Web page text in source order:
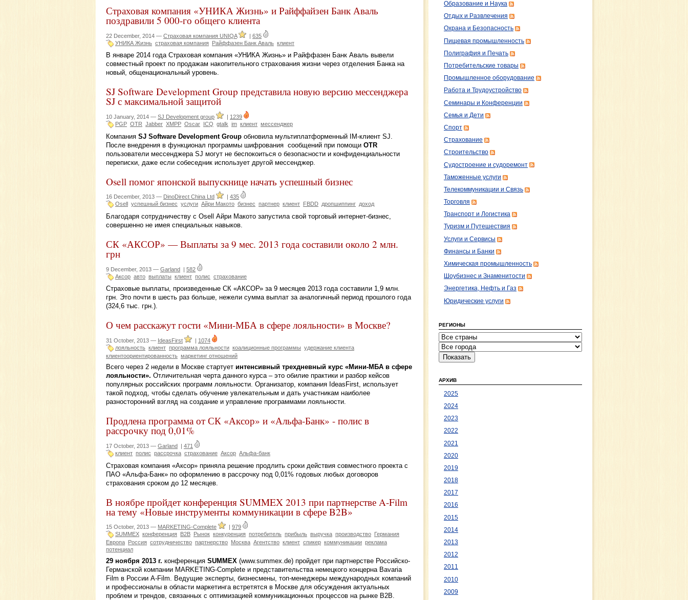
Страховая компания «УНИКА Жизнь» и Райффайзен Банк Аваль
поздравили 5 000-го общего клиента
22 December, 2014 — Страховая компания UNIQA | 635
УНИКА Жизнь страховая компания Райффазен Банк Аваль клиент
В январе 2014 года Страховая компания «УНИКА Жизнь» и Райффазен Банк Аваль вывели
совместный проект по продажам накопительного страхования жизни через отделения Банка на
новый, общенациональный уровень.
SJ Software Development Group представила новую версию мессенджера
SJ с максимальной защитой
10 January, 2014 — SJ Development group | 1239
PGP OTR Jabber XMPP Oscar ICQ gtalk im клиент мессенджер
Компания SJ Software Development Group обновила мультиплатформенный IM-клиент SJ.
После внедрения в функционал программы шифрования сообщений при помощи OTR
пользователи мессенджера SJ могут не беспокоиться о безопасности и конфиденциальности
переписки, даже если собеседник использует другой мессенджер.
Osell помог японской выпускнице начать успешный бизнес
16 December, 2013 — DinoDirect China Ltd
435
Osell
успешный бизнес услуги Айри Макото бизнес партнер клиент FBDD дропшиппинг доход
Благодаря сотрудничеству с Osell Айри Макото запустила свой торговый интернет-бизнес,
совершенно не имея специальных навыков.
СК «АКСОР» — Выплаты за 9 мес. 2013 года составили около 2 млн.
грн
9 December, 2013 — Garland | 582
Аксор авто выплаты клиент полис страхование
Страховые выплаты, произведенные СК «АКСОР» за 9 месяцев 2013 года составили 1,9 млн.
грн. Это почти в шесть раз больше, нежели сумма выплат за аналогичный период прошлого года
(324,6 тыс. грн.).
О чем расскажут гости «Мини-МБА в сфере лояльности» в Москве?
31 October, 2013 — IdeasFirst | 1074
лояльность клиент программа лояльности коалиционные программы удержание клиента
клиентоориентированность маркетинг отношений
Всего через 2 недели в Москве стартует интенсивный трехдневный курс «Мини-МБА в сфере
лояльности». Отличительная черта данного курса – это обилие практики и разбор кейсов
популярных российских программ лояльности. Организатор, компания IdeasFirst, использует
такой подход, чтобы сделать обучение увлекательным и дать участникам наиболее
разносторонний взгляд на создание и управление программами лояльности.
Продлена программа от СК «Аксор» и «Альфа-Банк» - полис в
рассрочку под 0,01%
17 October, 2013 — Garland | 471
клиент полис рассрочка страхование Аксор Альфа-банк
Страховая компания «Аксор» приняла решение продлить сроки действия совместного проекта с
ПАО «Альфа-Банк» по оформлению в рассрочку под 0,01% годовых любых договоров
страхования сроком до 12 месяцев.
В ноябре пройдет конференция SUMMEX 2013 при партнерстве A-Film
на тему «Новые инструменты коммуникации в сфере B2B»
15 October, 2013 — MARKETING-Complete
979
SUMMEX конференция B2B Рынок конкуренция потребитель прибыль выручка производство
Германия
Европа
Россия сотрудничество партнерство Москва Агентство клиент спикер коммуникации реклама
потенциал
29 ноября 2013 г. конференция SUMMEX (www.summex.de) пройдет при партнерстве Российско-
Германской компании MARKETING-Complete и представительства немецкого концерна Bavaria
Film в России A-Film. Ведущие эксперты, бизнесмены, топ-менеджеры международных компаний
и профессионалы в области маркетинга встретятся в Москве для обсуждения актуальных
проблем и трендов, связанных с оптимизацией коммуникационных процессов на рынке B2B.
Образование и Наука
Отдых и Развлечения
Охрана и Безопасность
Пищевая промышленность
Полиграфия и Печать
Потребительские товары
Промышленное оборудование
Работа и Трудоустройство
Семинары и Конференции
Семья и Дети
Спорт
Страхование
Строительство
Судостроение и судоремонт
Таможенные услуги
Телекоммуникации и Связь
Торговля
Транспорт и Логистика
Туризм и Путешествия
Услуги и Сервисы
Финансы и Банки
Химическая промышленность
Шоубизнес и Знаменитости
Энергетика, Нефть и Газ
Юридические услуги
РЕГИОНЫ
АРХИВ
2025
2024
2023
2022
2021
2020
2019
2018
2017
2016
2015
2014
2013
2012
2011
2010
2009